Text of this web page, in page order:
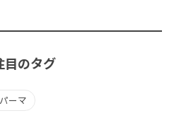
目のタグ
ーマ